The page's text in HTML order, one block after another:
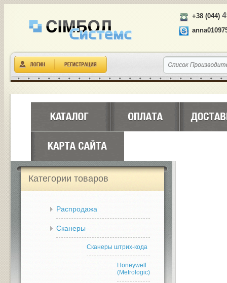
+38 (044)
Категории товаров
Распродажа
Сканеры
Сканеры штрих-кода
Honeywell
(Metrologic)